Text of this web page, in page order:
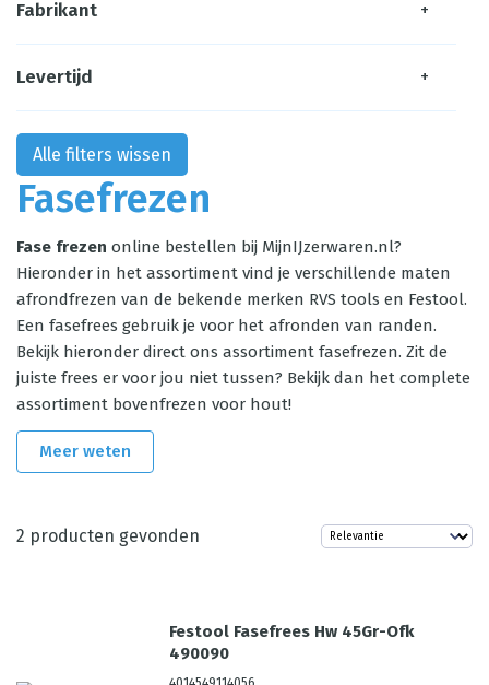
Fasefrezen
Fase frezen online bestellen bij MijnIJzerwaren.nl?
Hieronder in het assortiment vind je verschillende maten
afrondfrezen van de bekende merken RVS tools en Festool.
Een fasefrees gebruik je voor het afronden van randen.
Bekijk hieronder direct ons assortiment fasefrezen. Zit de
juiste frees er voor jou niet tussen? Bekijk dan het complete
assortiment bovenfrezen voor hout!
Meer weten
2 producten gevonden
Festool Fasefrees Hw 45Gr-Ofk
490090
Fabrikant +
Levertijd +
Alle filters wissen